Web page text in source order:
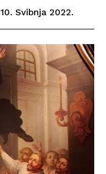
10. Svibnja 2022.